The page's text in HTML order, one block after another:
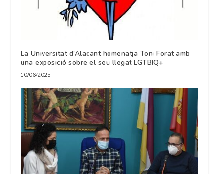
La Universitat d’Alacant homenatja Toni Forat amb
una exposició sobre el seu llegat LGTBIQ+
10/06/2025